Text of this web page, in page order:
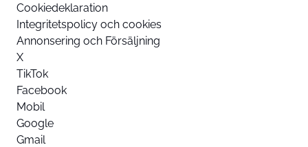
Cookiedeklaration
Integritetspolicy och cookies
Annonsering och Försäljning
X
TikTok
Facebook
Mobil
Google
Gmail